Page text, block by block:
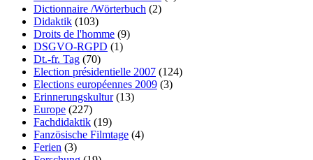
Dictionnaire /Wörterbuch (2)
Didaktik (103)
Droits de l'homme (9)
DSGVO-RGPD (1)
Dt.-fr. Tag (70)
Election présidentielle 2007 (124)
Elections européennes 2009 (3)
Erinnerungskultur(13)
Europe (227)
Fachdidaktik (19)
Fanzösische Filmtage (4)
Ferien (3)